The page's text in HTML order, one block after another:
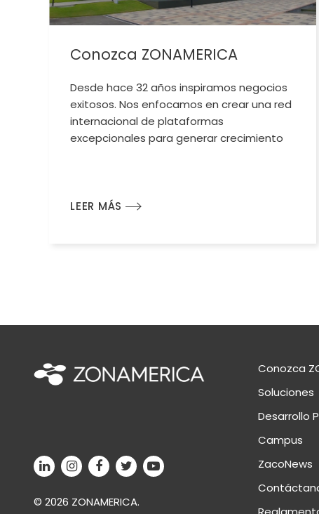
Conozca ZONAMERICA
Desde hace 32 años inspiramos negocios
exitosos. Nos enfocamos en crear una red
internacional de plataformas
excepcionales para generar crecimiento
LEER MÁS
© 2026 ZONAMERICA.
Conozca
Soluciones
Desarrollo
Campus
ZacoNews